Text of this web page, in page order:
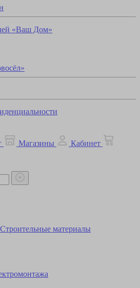
«Ваш Дом»
Магазины
Кабинет
Строительные материалы